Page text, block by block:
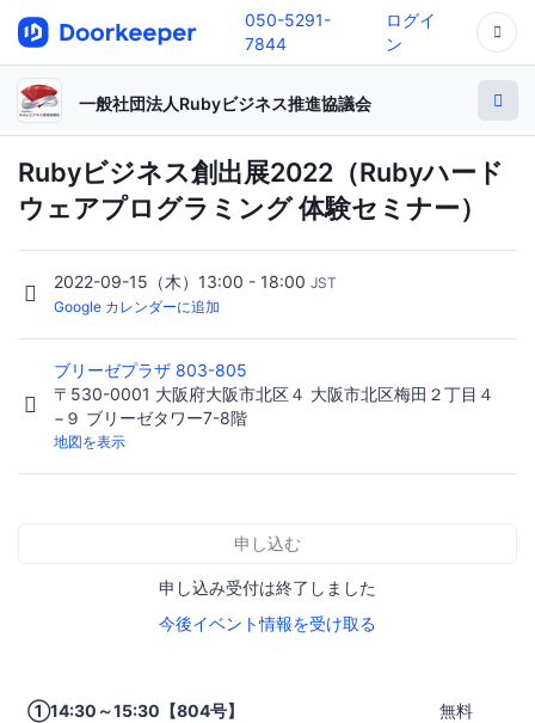
050-5291-
7844
ログイ
ン
一般社団法人Rubyビジネス推進協議会
Rubyビジネス創出展2022（Rubyハード
ウェアプログラミング 体験セミナー）
2022-09-15（木）13:00 - 18:00 JST
Google カレンダーに追加
ブリーゼプラザ 803-805
〒530-0001 大阪府大阪市北区４ 大阪市北区梅田２丁目４
−９ ブリーゼタワー7-8階
地図を表示
申し込む
申し込み受付は終了しました
今後イベント情報を受け取る
①14:30～15:30【804号】 無料